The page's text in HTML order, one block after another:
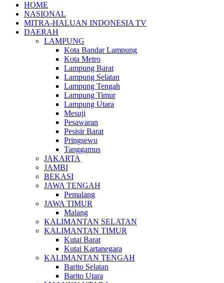
HOME
NASIONAL
MITRA-HALUAN INDONESIA TV
DAERAH
LAMPUNG
Kota Bandar Lampung
Kota Metro
Lampung Barat
Lampung Selatan
Lampung Tengah
Lampung Timur
Lampung Utara
Mesuji
Pesawaran
Pesisir Barat
Pringsewu
Tanggamus
JAKARTA
JAMBI
BEKASI
JAWA TENGAH
Pemalang
JAWA TIMUR
Malang
KALIMANTAN SELATAN
KALIMANTAN TIMUR
Kutai Barat
Kutai Kartanegara
KALIMANTAN TENGAH
Barito Selatan
Barito Utara